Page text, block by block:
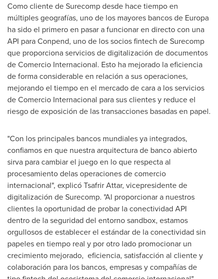
Como cliente de Surecomp desde hace tiempo en
múltiples geografías, uno de los mayores bancos de Europa
ha sido el primero en pasar a funcionar en directo con una
API para Conpend, uno de los socios fintech de Surecomp
que proporciona servicios de digitalización de documentos
de Comercio Internacional. Esto ha mejorado la eficiencia
de forma considerable en relación a sus operaciones,
mejorando el tiempo en el mercado de cara a los servicios
de Comercio Internacional para sus clientes y reduce el
riesgo de exposición de las transacciones basadas en papel.
"Con los principales bancos mundiales ya integrados,
confiamos en que nuestra arquitectura de banco abierto
sirva para cambiar el juego en lo que respecta al
procesamiento delas operaciones de comercio
internacional", explicó Tsafrir Attar, vicepresidente de
digitalización de Surecomp. "Al proporcionar a nuestros
clientes la oportunidad de probar la conectividad API
dentro de la seguridad del entorno sandbox, estamos
orgullosos de establecer el estándar de la conectividad sin
papeles en tiempo real y por otro lado promocionar un
crecimiento mejorado, eficiencia, satisfacción al cliente y
colaboración para los bancos, empresas y compañías de